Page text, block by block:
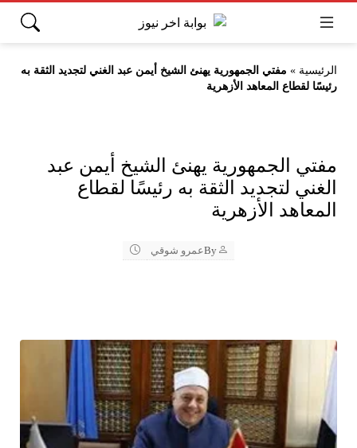
الرئيسية » مفتي الجمهورية يهنئ الشيخ أيمن عبد الغني لتجديد الثقة به
رئيسًا لقطاع المعاهد الأزهرية
مفتي الجمهورية يهنئ الشيخ أيمن عبد
الغني لتجديد الثقة به رئيسًا لقطاع
المعاهد الأزهرية
Byعمرو شوقي